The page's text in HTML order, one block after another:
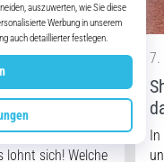
lohnt sich! Welche
7.